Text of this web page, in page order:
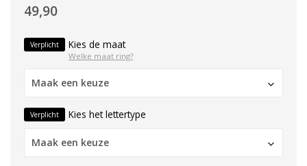
49,90
Verplicht Kies de maat
Welke maat ring?
Maak een keuze
Verplicht Kies het lettertype
Maak een keuze